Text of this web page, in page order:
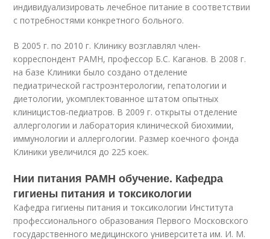
индивидуализировать лечебное питание в соответствии
с потребностями конкретного больного.
В 2005 г. по 2010 г. Клинику возглавлял член-
корреспондент РАМН, профессор Б.С. Каганов. В 2008 г.
на базе Клиники было создано отделение
педиатрической гастроэнтерологии, гепатологии и
диетологии, укомплектованное штатом опытных
клиницистов-педиатров. В 2009 г. открыты отделение
аллергологии и лаборатория клинической биохимии,
иммунологии и аллергологии. Размер коечного фонда
Клиники увеличился до 225 коек.
Нии питания РАМН обучение. Кафедра
гигиены питания и токсикологии
Кафедра гигиены питания и токсикологии Института
профессионального образования Первого Московского
государственного медицинского университета им. И. М.